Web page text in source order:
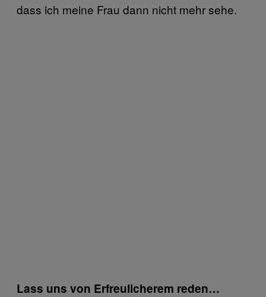
dass ich meine Frau dann nicht mehr sehe.
Lass uns von Erfreulicherem reden…